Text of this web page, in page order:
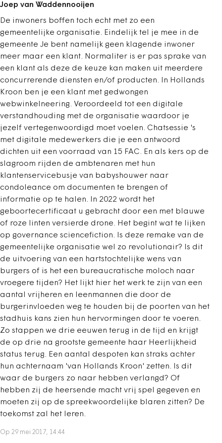
Joep van Waddennooijen
De inwoners boffen toch echt met zo een
gemeentelijke organisatie. Eindelijk tel je mee in de
gemeente Je bent namelijk geen klagende inwoner
meer maar een klant. Normaliter is er pas sprake van
een klant als deze de keuze kan maken uit meerdere
concurrerende diensten en/of producten. In Hollands
Kroon ben je een klant met gedwongen
webwinkelneering. Veroordeeld tot een digitale
verstandhouding met de organisatie waardoor je
jezelf vertegenwoordigd moet voelen. Chatsessie 's
met digitale medewerkers die je een antwoord
dichten uit een voorraad van 15 FAC. En als kers op de
slagroom rijden de ambtenaren met hun
klantenservicebusje van babyshouwer naar
condoleance om documenten te brengen of
informatie op te halen. In 2022 wordt het
geboortecertificaat u gebracht door een met blauwe
of roze linten versierde drone. Het begint wat te lijken
op governance sciencefiction. Is deze remake van de
gemeentelijke organisatie wel zo revolutionair? Is dit
de uitvoering van een hartstochtelijke wens van
burgers of is het een bureaucratische moloch naar
vroegere tijden? Het lijkt hier het werk te zijn van een
aantal vrijheren en leenmannen die door de
burgerinvloeden weg te houden bij de poorten van het
stadhuis kans zien hun hervormingen door te voeren.
Zo stappen we drie eeuwen terug in de tijd en krijgt
de op drie na grootste gemeente haar Heerlijkheid
status terug. Een aantal despoten kan straks achter
hun achternaam 'van Hollands Kroon' zetten. Is dit
waar de burgers zo naar hebben verlangd? Of
hebben zij de heersende macht vrij spel gegeven en
moeten zij op de spreekwoordelijke blaren zitten? De
toekomst zal het leren.
Op 29 mei 2017, 14:44